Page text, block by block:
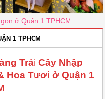
ở Quận 1 TPHCM
1 TPHCM
Trái Cây Nhập
Hoa Tươi ở Quận 1